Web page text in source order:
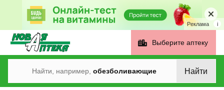
Реклама i
Выберите аптеку
Найти, например, обезболивающие Найти